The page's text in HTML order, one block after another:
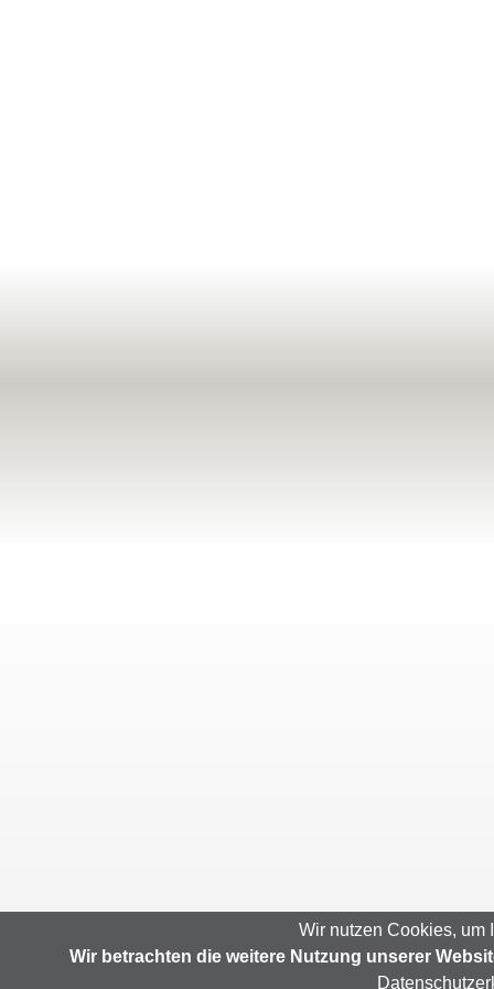
Wir nutzen Cookies, um
Wir betrachten die weitere Nutzung unserer